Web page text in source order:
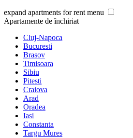
expand apartments for rent menu
Apartamente de închiriat
Cluj-Napoca
Bucuresti
Brasov
Timisoara
Sibiu
Pitesti
Craiova
Arad
Oradea
Iasi
Constanta
Targu Mures